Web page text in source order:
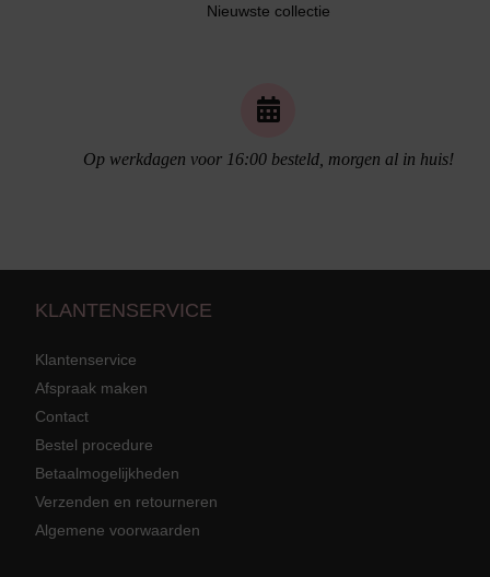
Nieuwste collectie
Op werkdagen voor 16:00 besteld, morgen al in huis!
KLANTENSERVICE
Klantenservice
Afspraak maken
Contact
Bestel procedure
Betaalmogelijkheden
Verzenden en retourneren
Algemene voorwaarden
Strandkleding
terug
Alle Strandkleding
Tuniek En Blouses
Badmode met structuur stof Zwarte